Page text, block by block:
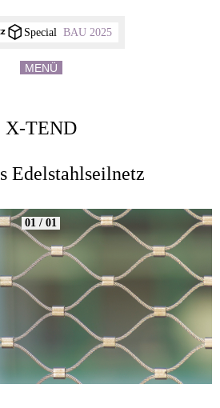
MENÜ
Special BAU 2025
X-TEND
Edelstahlseilnetz
01 / 01